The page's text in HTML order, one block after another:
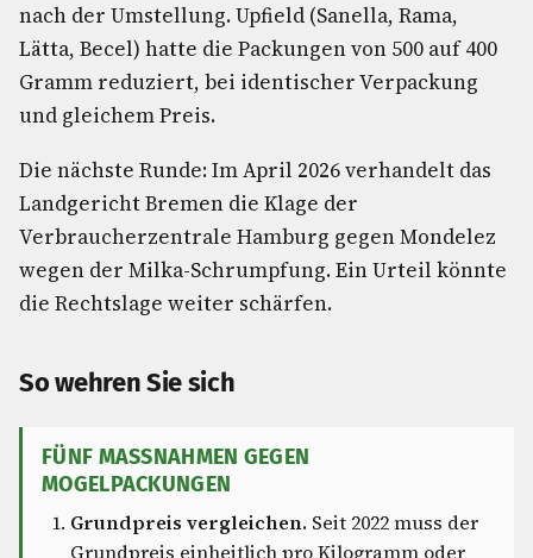
nach der Umstellung. Upfield (Sanella, Rama,
Lätta, Becel) hatte die Packungen von 500 auf 400
Gramm reduziert, bei identischer Verpackung
und gleichem Preis.
Die nächste Runde: Im April 2026 verhandelt das
Landgericht Bremen die Klage der
Verbraucherzentrale Hamburg gegen Mondelez
wegen der Milka-Schrumpfung. Ein Urteil könnte
die Rechtslage weiter schärfen.
So wehren Sie sich
FÜNF MASSNAHMEN GEGEN M
OGELPACKUNGEN
Grundpreis vergleichen. Seit 2022 muss der
Grundpreis einheitlich pro Kilogramm oder